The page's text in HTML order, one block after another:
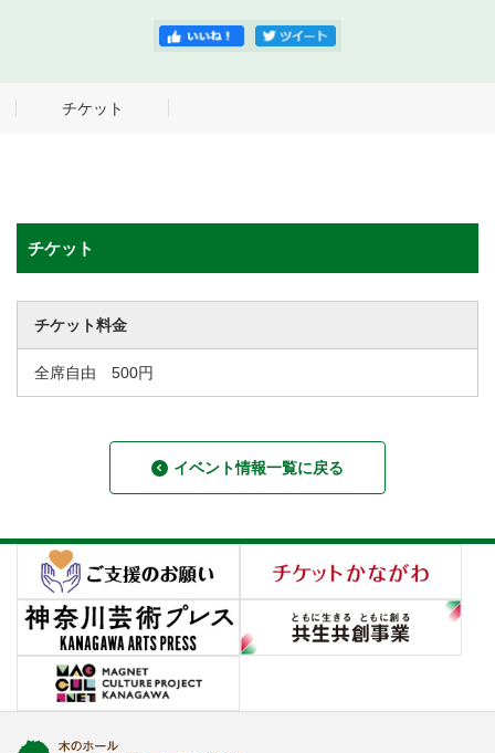
チケット
チケット
チケット料金
全席自由 500円
イベント情報一覧に戻る